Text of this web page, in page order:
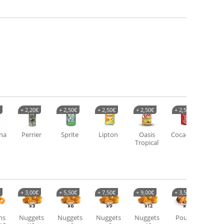
Perrier
+ 2,20€
Sprite
+ 2,50€
Lipton
+ 2,50€
Oasis
Tropical
+ 2,50€
Coca-cola
+ 2,50
Nuggets
+ 3,00€
Nuggets
+ 5,50€
Nuggets
+ 7,50€
Nuggets
+ 9,00€
Poulet
+ 3,50